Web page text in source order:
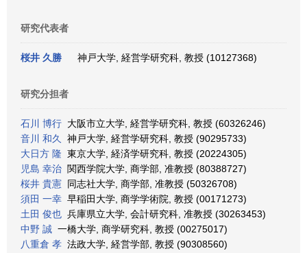
研究代表者
桜井 久勝 神戸大学, 経営学研究科, 教授 (10127368)
研究分担者
石川 博行 大阪市立大学, 経営学研究科, 教授 (60326246)
音川 和久
神戸大学, 経営学研究科, 教授 (90295733)
大日方 隆 東京大学, 経済学研究科, 教授 (20224305)
児島 幸治 関西学院大学, 商学部, 准教授 (80388727)
桜井 貴憲 同志社大学, 商学部, 准教授 (50326708)
須田 一幸 早稲田大学, 商学学術院, 教授 (00171273)
土田 俊也 兵庫県立大学, 会計研究科, 准教授 (30263453)
中野 誠 一橋大学, 商学研究科, 教授 (00275017)
八重倉 孝 法政大学, 経営学部, 教授 (90308560)